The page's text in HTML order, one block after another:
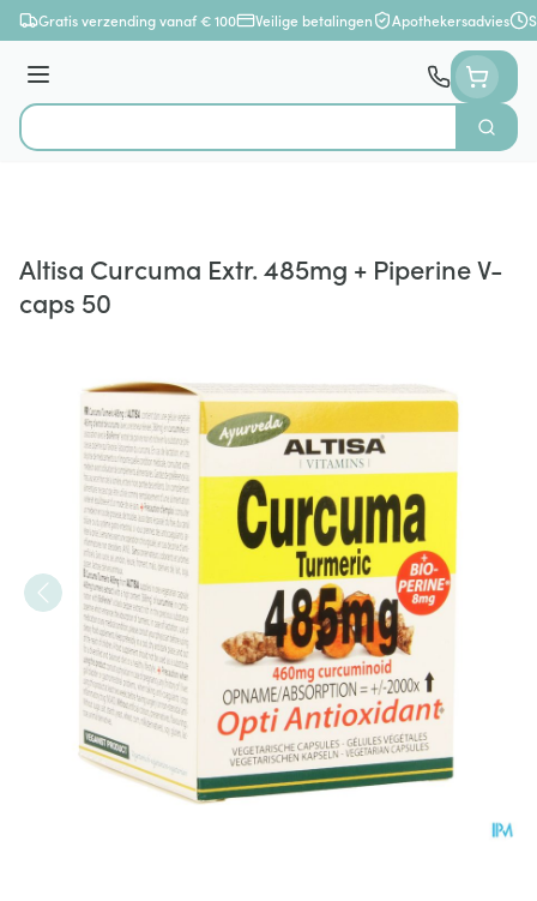
Ga naar de inhoud
Gratis verzending vanaf € 100 Veilige betalingen Apothekersadvies
Menu
Product, merk, categorie...
Zoek
Altisa Curcuma Extr. 485mg + Piperine V-
caps 50